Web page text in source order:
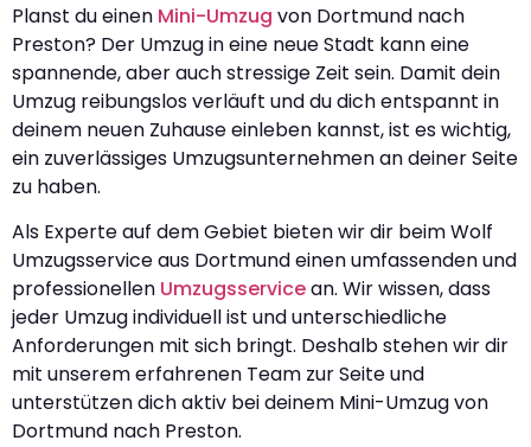
Planst du einen Mini-Umzug von Dortmund nach
Preston? Der Umzug in eine neue Stadt kann eine
spannende, aber auch stressige Zeit sein. Damit dein
Umzug reibungslos verläuft und du dich entspannt in
deinem neuen Zuhause einleben kannst, ist es wichtig,
ein zuverlässiges Umzugsunternehmen an deiner Seite
zu haben.
Als Experte auf dem Gebiet bieten wir dir beim Wolf
Umzugsservice aus Dortmund einen umfassenden und
professionellen Umzugsservicean. Wir wissen, dass
jeder Umzug individuell ist und unterschiedliche
Anforderungen mit sich bringt. Deshalb stehen wir dir
mit unserem erfahrenen Team zur Seite und
unterstützen dich aktiv bei deinem Mini-Umzug von
Dortmund nach Preston.